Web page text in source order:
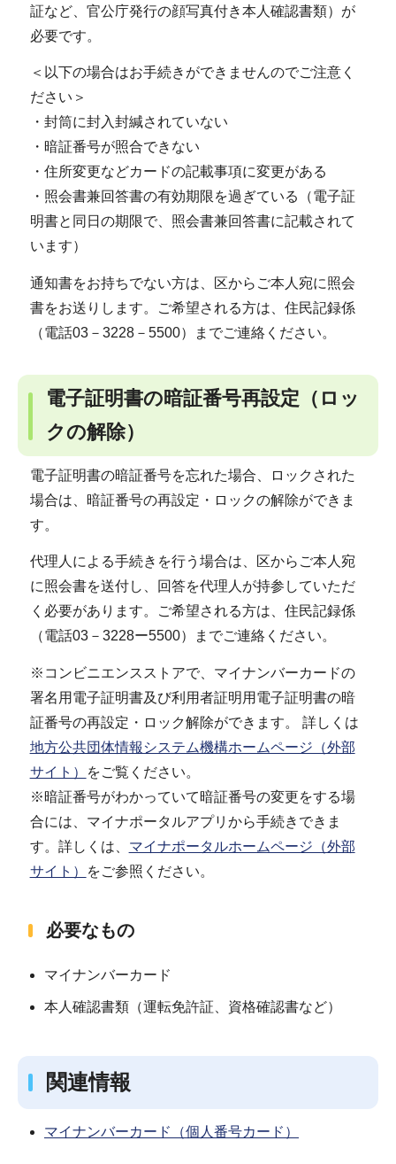
証など、官公庁発行の顔写真付き本人確認書類）が
必要です。
＜以下の場合はお手続きができませんのでご注意く
ださい＞
・封筒に封入封緘されていない
・暗証番号が照合できない
・住所変更などカードの記載事項に変更がある
・照会書兼回答書の有効期限を過ぎている（電子証
明書と同日の期限で、照会書兼回答書に記載されて
います）
通知書をお持ちでない方は、区からご本人宛に照会
書をお送りします。ご希望される方は、住民記録係
（電話03－3228－5500）までご連絡ください。
電子証明書の暗証番号再設定（ロッ
クの解除）
電子証明書の暗証番号を忘れた場合、ロックされた
場合は、暗証番号の再設定・ロックの解除ができま
す。
代理人による手続きを行う場合は、区からご本人宛
に照会書を送付し、回答を代理人が持参していただ
く必要があります。ご希望される方は、住民記録係
（電話03－3228ー5500）までご連絡ください。
※コンビニエンスストアで、マイナンバーカードの
署名用電子証明書及び利用者証明用電子証明書の暗
証番号の再設定・ロック解除ができます。 詳しくは
地方公共団体情報システム機構ホームページ（外部
サイト）
をご覧ください。
※暗証番号がわかっていて暗証番号の変更をする場
合には、マイナポータルアプリから手続きできま
す。詳しくは、 マイナポータルホームページ（外部
サイト）
をご参照ください。
必要なもの
マイナンバーカード
本人確認書類（運転免許証、資格確認書など）
関連情報
マイナンバーカード（個人番号カード）